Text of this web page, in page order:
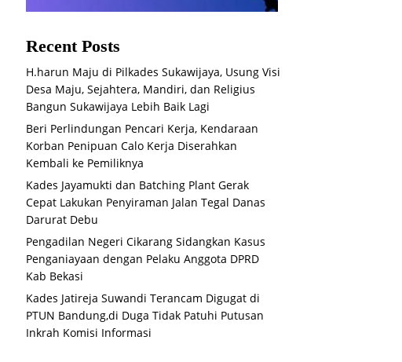
Recent Posts
H.harun Maju di Pilkades Sukawijaya, Usung Visi
Desa Maju, Sejahtera, Mandiri, dan Religius
Bangun Sukawijaya Lebih Baik Lagi
Beri Perlindungan Pencari Kerja, Kendaraan
Korban Penipuan Calo Kerja Diserahkan
Kembali ke Pemiliknya
Kades Jayamukti dan Batching Plant Gerak
Cepat Lakukan Penyiraman Jalan Tegal Danas
Darurat Debu
Pengadilan Negeri Cikarang Sidangkan Kasus
Penganiayaan dengan Pelaku Anggota DPRD
Kab Bekasi
Kades Jatireja Suwandi Terancam Digugat di
PTUN Bandung,di Duga Tidak Patuhi Putusan
Inkrah Komisi Informasi